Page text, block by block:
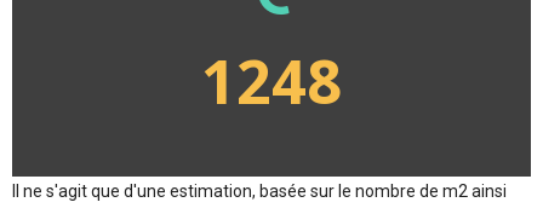
1248
Il ne s'agit que d'une estimation, basée sur le nombre de m2 ainsi